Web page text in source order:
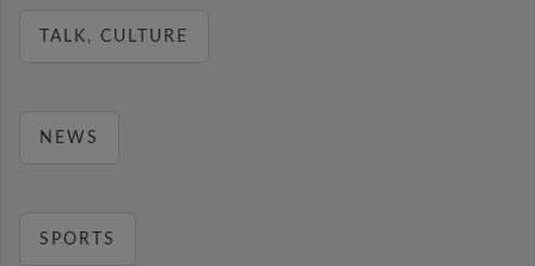
TALK, CULTURE
NEWS
SPORTS